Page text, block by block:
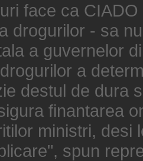
face ca
drogurilor - sa
a guvernelor
a
destul de dura
finantarea
ministri, desi
spun